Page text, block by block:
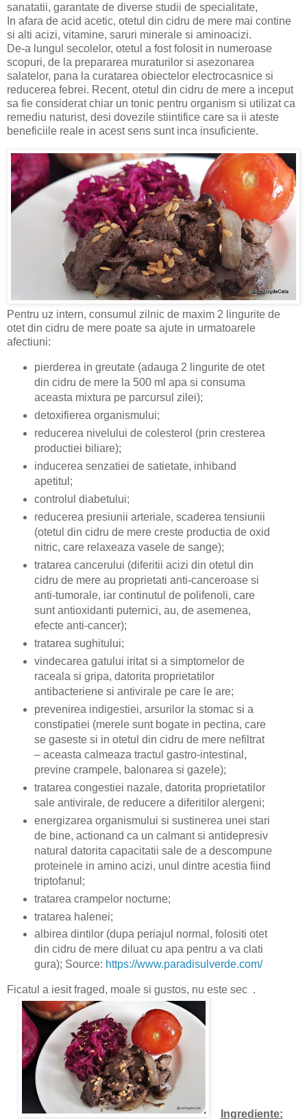
sanatatii, garantate de diverse studii de specialitate,
In afara de acid acetic, otetul din cidru de mere mai contine
si alti acizi, vitamine, saruri minerale si aminoacizi.
De-a lungul secolelor, otetul a fost folosit in numeroase
scopuri, de la prepararea muraturilor si asezonarea
salatelor, pana la curatarea obiectelor electrocasnice si
reducerea febrei. Recent, otetul din cidru de mere a inceput
sa fie considerat chiar un tonic pentru organism si utilizat ca
remediu naturist, desi dovezile stiintifice care sa ii ateste
beneficiile reale in acest sens sunt inca insuficiente.
Pentru uz intern, consumul zilnic de maxim 2 lingurite de
otet din cidru de mere poate sa ajute in urmatoarele
afectiuni:
pierderea in greutate (adauga 2 lingurite de otet
din cidru de mere la 500 ml apa si consuma
aceasta mixtura pe parcursul zilei);
detoxifierea organismului;
reducerea nivelului de colesterol (prin cresterea
productiei biliare);
inducerea senzatiei de satietate, inhiband
apetitul;
controlul diabetului;
reducerea presiunii arteriale, scaderea tensiunii
(otetul din cidru de mere creste productia de oxid
nitric, care relaxeaza vasele de sange);
tratarea cancerului (diferitii acizi din otetul din
cidru de mere au proprietati anti-canceroase si
anti-tumorale, iar continutul de polifenoli, care
sunt antioxidanti puternici, au, de asemenea,
efecte anti-cancer);
tratarea sughitului;
vindecarea gatului iritat si a simptomelor de
raceala si gripa, datorita proprietatilor
antibacteriene si antivirale pe care le are;
prevenirea indigestiei, arsurilor la stomac si a
constipatiei (merele sunt bogate in pectina, care
se gaseste si in otetul din cidru de mere nefiltrat
– aceasta calmeaza tractul gastro-intestinal,
previne crampele, balonarea si gazele);
tratarea congestiei nazale, datorita proprietatilor
sale antivirale, de reducere a diferitilor alergeni;
energizarea organismului si sustinerea unei stari
de bine, actionand ca un calmant si antidepresiv
natural datorita capacitatii sale de a descompune
proteinele in amino acizi, unul dintre acestia fiind
triptofanul;
tratarea crampelor nocturne;
tratarea halenei;
albirea dintilor (dupa periajul normal, folositi otet
din cidru de mere diluat cu apa pentru a va clati
gura); Source: https://www.paradisulverde.com/
Ficatul a iesit fraged, moale si gustos, nu este sec .
Ingrediente: